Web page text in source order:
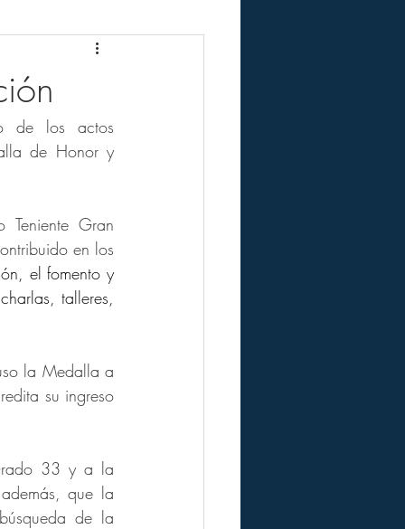
de los actos
de Honor y
Gran
el fomento y
talleres,
la Medalla a
su ingreso
33 y a la
que la
de la